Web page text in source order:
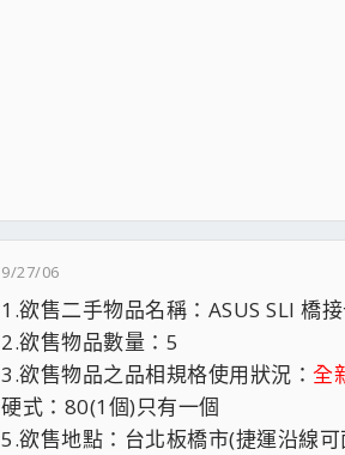
9/27/06
1.欲售二手物品名稱：ASUS SLI 橋
2.欲售物品數量：5
3.欲售物品之品相規格使用狀況： 全
硬式：80(1個)只有一個
5.欲售地點：台北板橋市(捷運沿線